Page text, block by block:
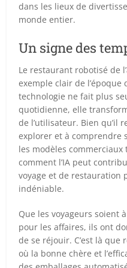
dans les lieux de
monde entier.
Un signe des
Le restaurant robotisé de
exemple clair de l’époque
technologie ne fait plus
quotidienne, elle
de l’utilisateur. Bien qu’il
explorer et à comprendre
les modèles
comment l’IA peut
voyage et de restauration
indéniable.
Que les voyageurs soient
pour les affaires, ils ont
de se réjouir. C’est là que
où la bonne chère et